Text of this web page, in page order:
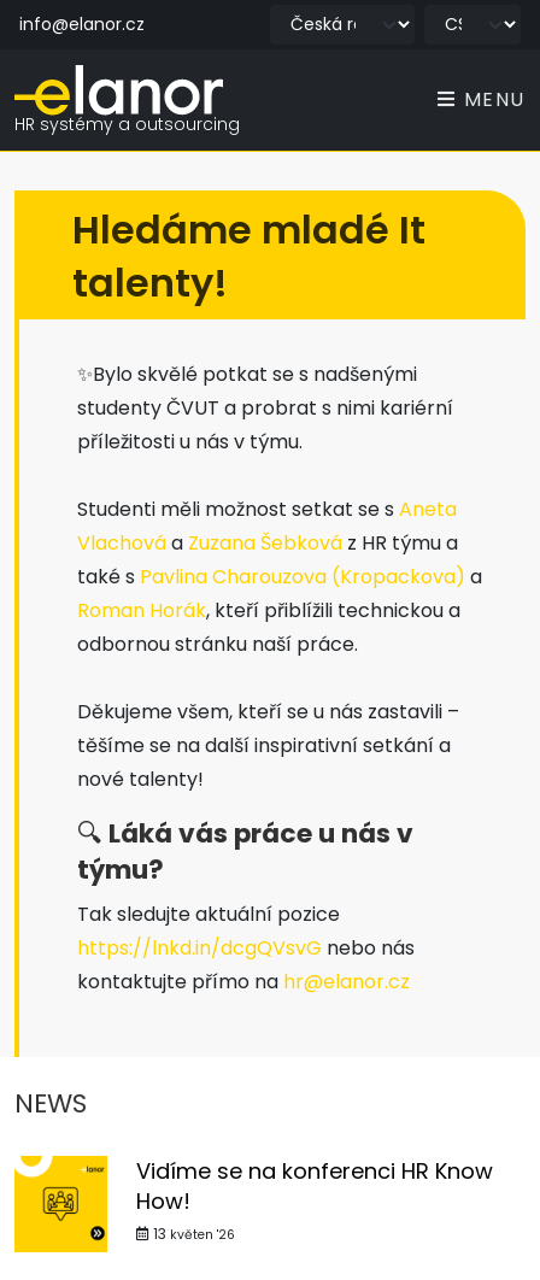
info@elanor.cz
HR systémy a outsourcing
MENU
Hledáme mladé It
talenty!
✨Bylo skvělé potkat se s nadšenými
studenty ČVUT a probrat s nimi kariérní
příležitosti u nás v týmu.
Studenti měli možnost setkat se s Aneta
Vlachováa Zuzana Šebková z HR týmu a
také s Pavlina Charouzova (Kropackova) a
Roman Horák, kteří přiblížili technickou a
odbornou stránku naší práce.
Děkujeme všem, kteří se u nás zastavili –
těšíme se na další inspirativní setkání a
nové talenty!
🔍 Láká vás práce u nás v
týmu?
Tak sledujte aktuální pozice
https://lnkd.in/dcgQVsvG nebo nás
kontaktujte přímo na hr@elanor.cz
NEWS
Vidíme se na konferenci HR Know
How!
13 květen '26